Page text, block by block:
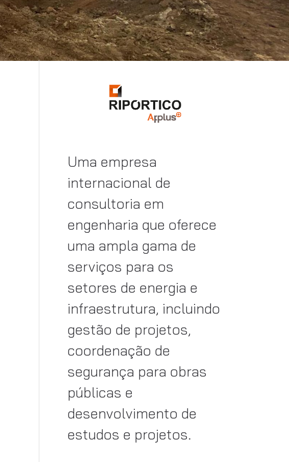
Uma empresa
internacional de
consultoria em
engenharia que oferece
uma ampla gama de
serviços para os
setores de energia e
infraestrutura, incluindo
gestão de projetos,
coordenação de
segurança para obras
públicas e
desenvolvimento de
estudos e projetos.